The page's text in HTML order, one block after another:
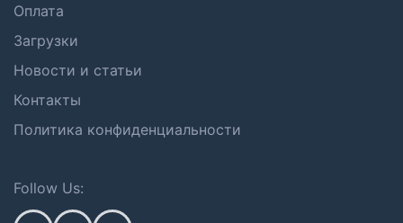
Оплата
Загрузки
Новости и статьи
Контакты
Политика конфиденциальности
Follow Us: